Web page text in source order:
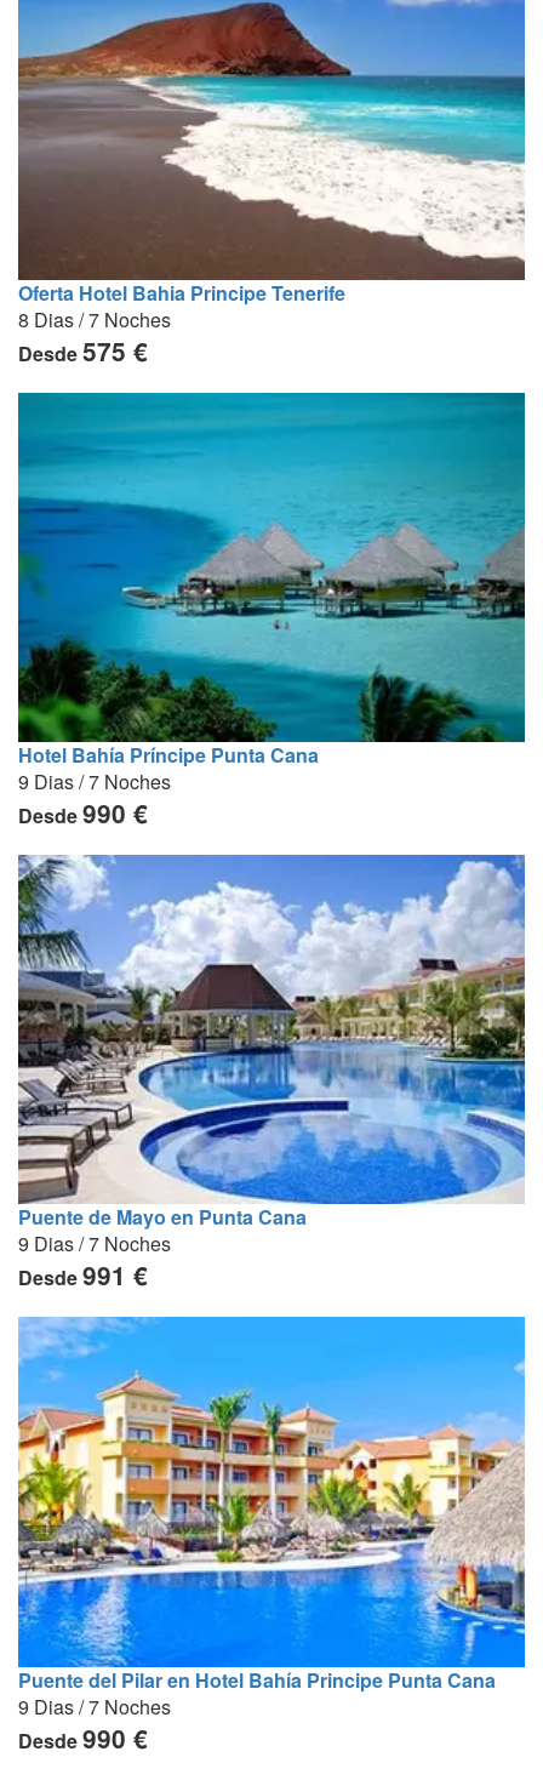
Oferta Hotel Bahia Principe Tenerife
8 Dias / 7 Noches
Desde575 €
Hotel Bahía Príncipe Punta Cana
9 Dias / 7 Noches
Desde990 €
Puente de Mayo en Punta Cana
9 Dias / 7 Noches
Desde991 €
Puente del Pilar en Hotel Bahía Principe Punta Cana
9 Dias / 7 Noches
Desde990 €